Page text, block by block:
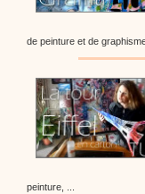
de peinture et de
peinture, ...